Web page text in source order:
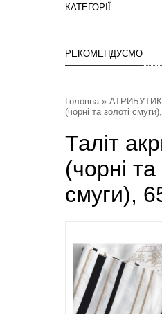
КАТЕГОРІЇ
РЕКОМЕНДУЄМО
Головна»
(чорні та золоті
Таліт
(чорні та
смуги),